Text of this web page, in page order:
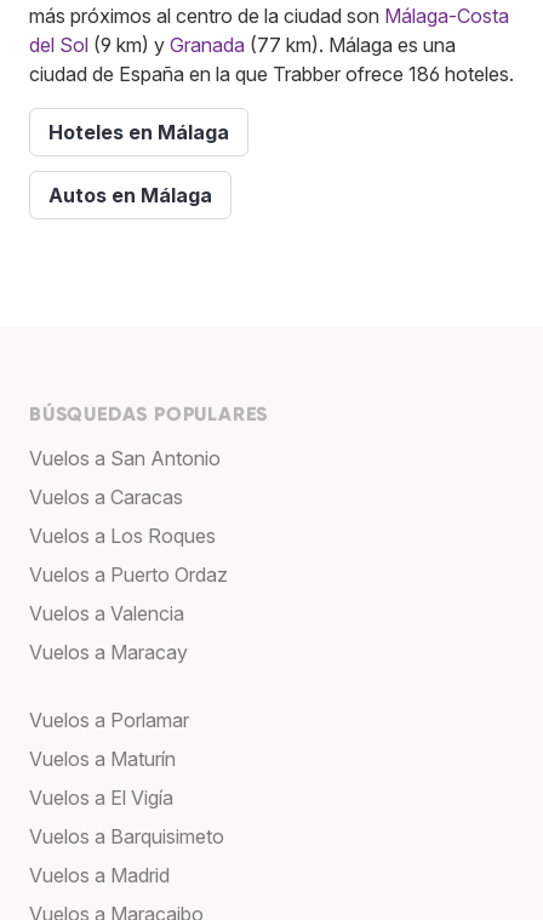
más próximos al centro de la ciudad son Málaga-Costa
del Sol (9 km) y Granada (77 km). Málaga es una
ciudad de España en la que Trabber ofrece 186 hoteles.
Hoteles en Málaga
Autos en Málaga
BÚSQUEDAS POPULARES
Vuelos a San Antonio
Vuelos a Caracas
Vuelos a Los Roques
Vuelos a Puerto Ordaz
Vuelos a Valencia
Vuelos a Maracay
Vuelos a Porlamar
Vuelos a Maturín
Vuelos a El Vigía
Vuelos a Barquisimeto
Vuelos a Madrid
Vuelos a Maracaibo